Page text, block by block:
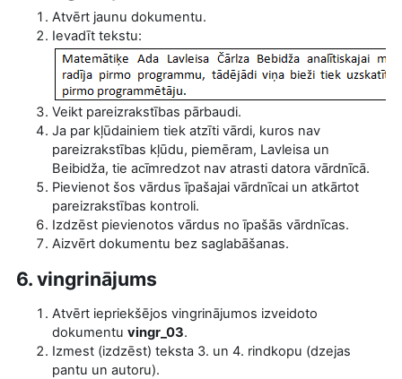
Atvērt jaunu dokumentu.
Ievadīt tekstu:
Veikt pareizrakstības pārbaudi.
Ja par kļūdainiem tiek atzīti vārdi, kuros nav
pareizrakstības kļūdu, piemēram, Lavleisa un
Beibidža, tie acīmredzot nav atrasti datora vārdnīcā.
Pievienot šos vārdus īpašajai vārdnīcai un atkārtot
pareizrakstības kontroli.
Izdzēst pievienotos vārdus no īpašās vārdnīcas.
Aizvērt dokumentu bez saglabāšanas.
6. vingrinājums
Atvērt iepriekšējos vingrinājumos izveidoto
dokumentu vingr_03.
Izmest (izdzēst) teksta 3. un 4. rindkopu (dzejas
pantu un autoru).